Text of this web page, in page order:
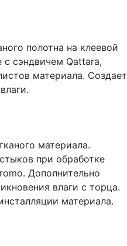
полотна на клеевой
сэндвичем Qattara,
материала. Создает
материала.
при обработке
Дополнительно
влаги с торца.
материала.